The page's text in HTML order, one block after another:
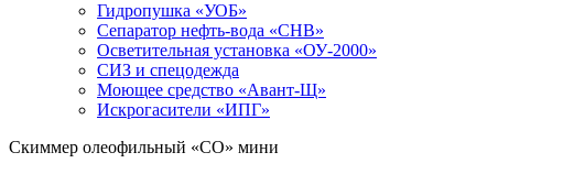
Гидропушка «УОБ»
Сепаратор нефть-вода «СНВ»
Осветительная установка «ОУ-2000»
СИЗ и спецодежда
Моющее средство «Авант-Щ»
Искрогасители «ИПГ»
Скиммер олеофильный «СО» мини